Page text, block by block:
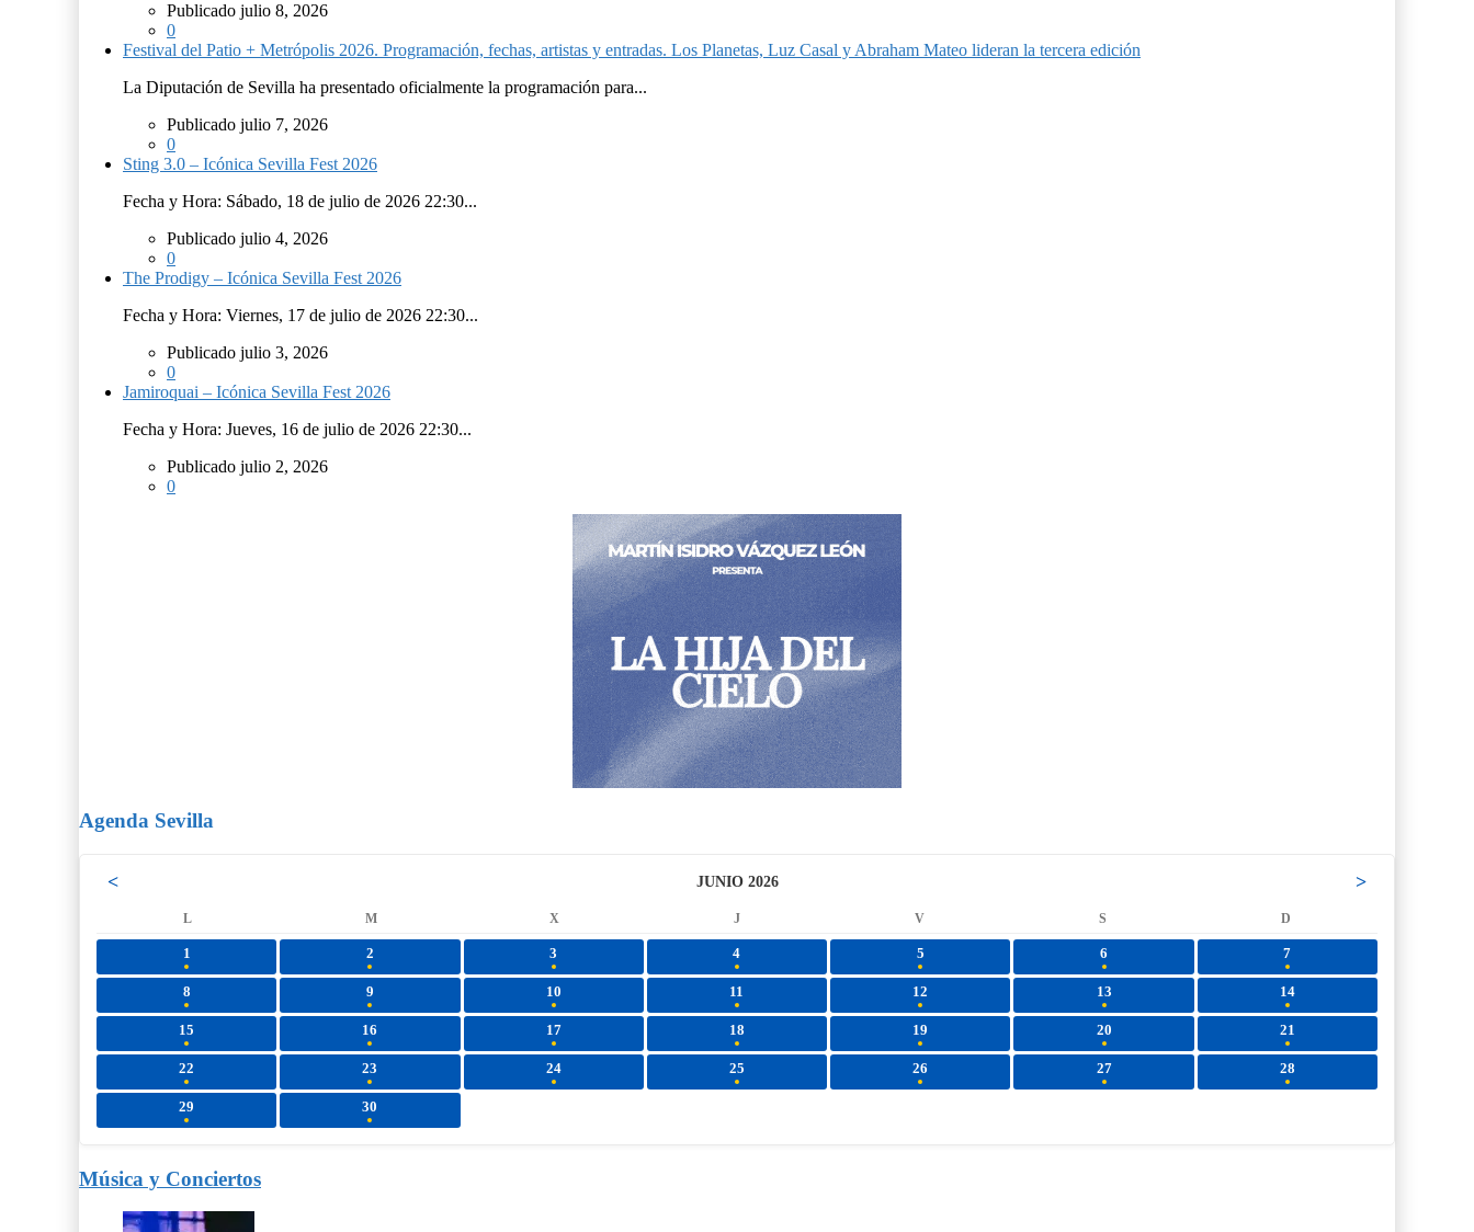
Publicado julio 8, 2026
0
Festival del Patio + Metrópolis 2026. Programación, fechas, artistas y entradas. Los Planetas, Luz Casal y Abraham Mateo lideran la tercera edición
La Diputación de Sevilla ha presentado oficialmente la programación para...
Publicado julio 7, 2026
0
Sting 3.0 – Icónica Sevilla Fest 2026
Fecha y Hora: Sábado, 18 de julio de 2026 22:30...
Publicado julio 4, 2026
0
The Prodigy – Icónica Sevilla Fest 2026
Fecha y Hora: Viernes, 17 de julio de 2026 22:30...
Publicado julio 3, 2026
0
Jamiroquai – Icónica Sevilla Fest 2026
Fecha y Hora: Jueves, 16 de julio de 2026 22:30...
Publicado julio 2, 2026
0
Agenda Sevilla
< JUNIO 2026 >
L M X J V S D
1 2 3 4 5 6 7
8 9 10 11 12 13 14
15 16 17 18 19 20 21
22 23 24 25 26 27 28
29 30
Música y Conciertos